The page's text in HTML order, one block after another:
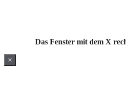
Das Fenster mit dem X
×